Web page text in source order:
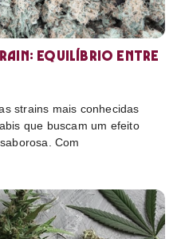
equilíbrio entre
strains mais conhecidas
que buscam um efeito
Com